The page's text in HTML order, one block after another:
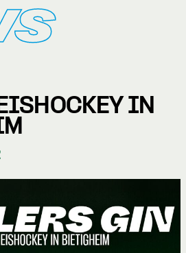
IN